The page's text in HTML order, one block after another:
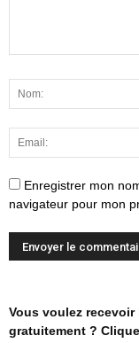
Enregistrer mon
navigateur pour mon
Vous voulez
gratuitement ?